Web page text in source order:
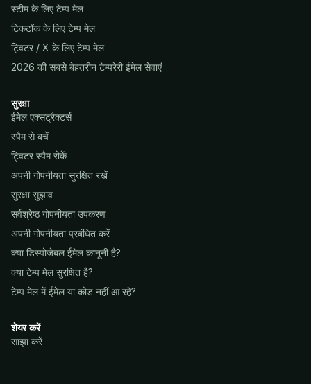
स्टीम के लिए टेम्प मेल
टिकटॉक के लिए टेम्प मेल
ट्विटर / X के लिए टेम्प मेल
2026 की सबसे बेहतरीन टेम्परेरी ईमेल सेवाएं
सुरक्षा
ईमेल एक्सट्रैक्टर्स
स्पैम से बचें
ट्विटर स्पैम रोकें
अपनी गोपनीयता सुरक्षित रखें
सुरक्षा सुझाव
सर्वश्रेष्ठ गोपनीयता उपकरण
अपनी गोपनीयता प्रबंधित करें
क्या डिस्पोजेबल ईमेल कानूनी है?
क्या टेम्प मेल सुरक्षित है?
टेम्प मेल में ईमेल या कोड नहीं आ रहे?
शेयर करें
साझा करें